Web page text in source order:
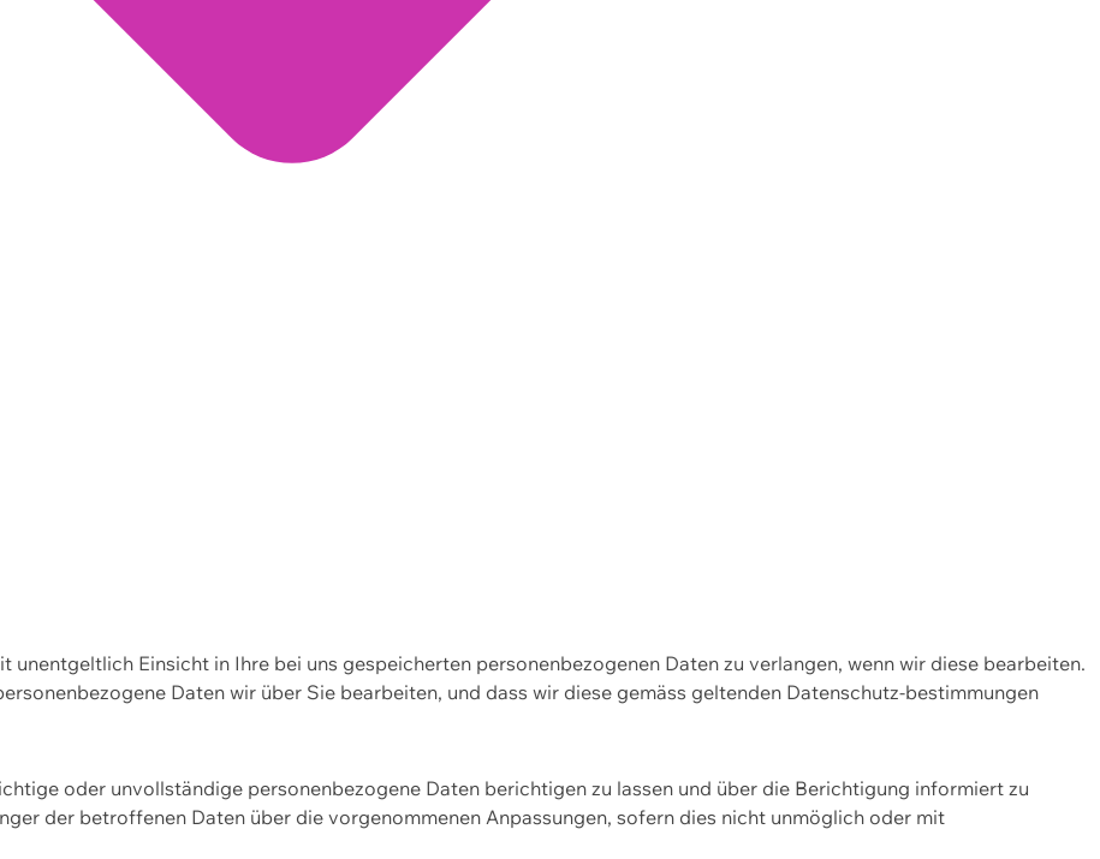
unentgeltlich Einsicht in Ihre bei uns gespeicherten personenbezogenen Daten zu verlangen, wenn wir diese bearbeiten.
Daten wir über Sie bearbeiten, und dass wir diese gemäss geltenden Datenschutz-bestimmungen
oder unvollständige personenbezogene Daten berichtigen zu lassen und über die Berichtigung informiert zu
der betroffenen Daten über die vorgenommenen Anpassungen, sofern dies nicht unmöglich oder mit